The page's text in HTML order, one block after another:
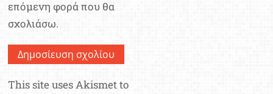
επόμενη φορά που θα
σχολιάσω.
This site uses Akismet to